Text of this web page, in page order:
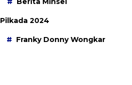
Pilkada 2024
Franky Donny Wongkar